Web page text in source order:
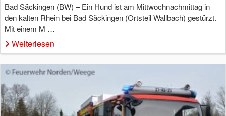
Bad Säckingen (BW) – Ein Hund ist am Mittwochnachmittag in
den kalten Rhein bei Bad Säckingen (Ortsteil Wallbach) gestürzt.
Mit einem M …
Weiterlesen